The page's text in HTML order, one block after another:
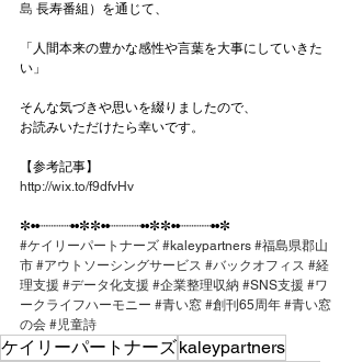
島 長寿番組）を通じて、
「人間本来の豊かな感性や言葉を大事にしていきた
い」
そんな気づきや思いを綴りましたので、
お読みいただけたら幸いです。
【参考記事】
http://wix.to/f9dfvHv
✼••┈┈┈┈••✼✼••┈┈┈┈••✼✼••┈┈┈┈••✼
#ケイリーパートナーズ #kaleypartners #福島県郡山
市 #アウトソーシングサービス #バックオフィス #経
理支援 #データ化支援 #企業整理収納 #SNS支援 #ワ
ークライフハーモニー #青い窓 #創刊65周年 #青い窓
の会 #児童詩
ケイリーパートナーズkaleypartners